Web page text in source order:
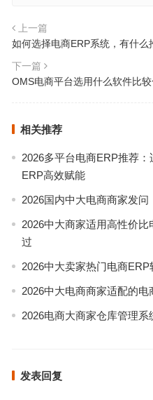
上一篇
如何选择电商ERP系统，有什么
下一篇
OMS电商平台选用什么软件比较
相关推荐
2026多平台电商ERP推荐
ERP高效赋能
2026国内中大电商商家发
2026中大商家适用高性价
过
2026中大卖家热门电商
2026中大电商商家适配的
2026电商大商家仓库管理
发表回复